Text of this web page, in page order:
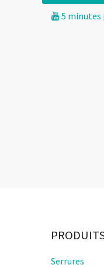
5 minutes
Serrures